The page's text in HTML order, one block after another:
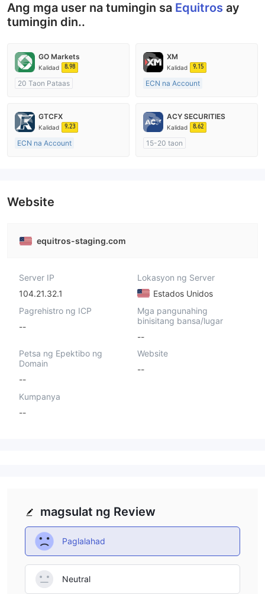
Ang mga user na tumingin sa Equitros ay
tumingin din..
GO Markets
Kalidad 8.98
20 Taon Pataas
Paggawa ng Market (MM)
cTrader
XM
Kalidad 9.15
ECN na Account
Kinokontrol sa Australia
Paggawa ng Market (MM)
GTCFX
Kalidad 9.23
ECN na Account
Pangunahing label na MT4
ACY SECURITIES
Kalidad 8.62
15-20 taon
Website
equitros-staging.com
Server IP
104.21.32.1
Lokasyon ng Server
Estados Unidos
Pagrehistro ng ICP
--
Mga pangunahing
binisitang bansa/lugar
--
Petsa ng Epektibo ng
Domain
--
Website
--
Kumpanya
--
magsulat ng Review
Paglalahad
Neutral